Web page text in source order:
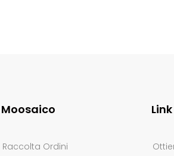
Moosaico
Raccolta Ordini